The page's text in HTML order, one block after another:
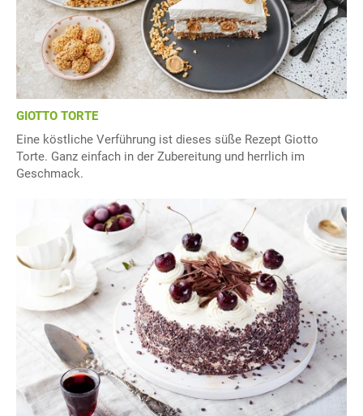
GIOTTO TORTE
Eine köstliche Verführung ist dieses süße Rezept Giotto
Torte. Ganz einfach in der Zubereitung und herrlich im
Geschmack.